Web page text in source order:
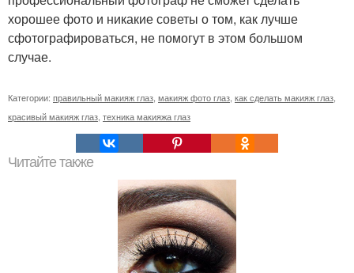
хорошее фото и никакие советы о том, как лучше
сфотографироваться, не помогут в этом большом
случае.
Категории: правильный макияж глаз макияж фото глаз как сделать макияж глаз
красивый макияж глаз техника макияжа глаз
Читайте также